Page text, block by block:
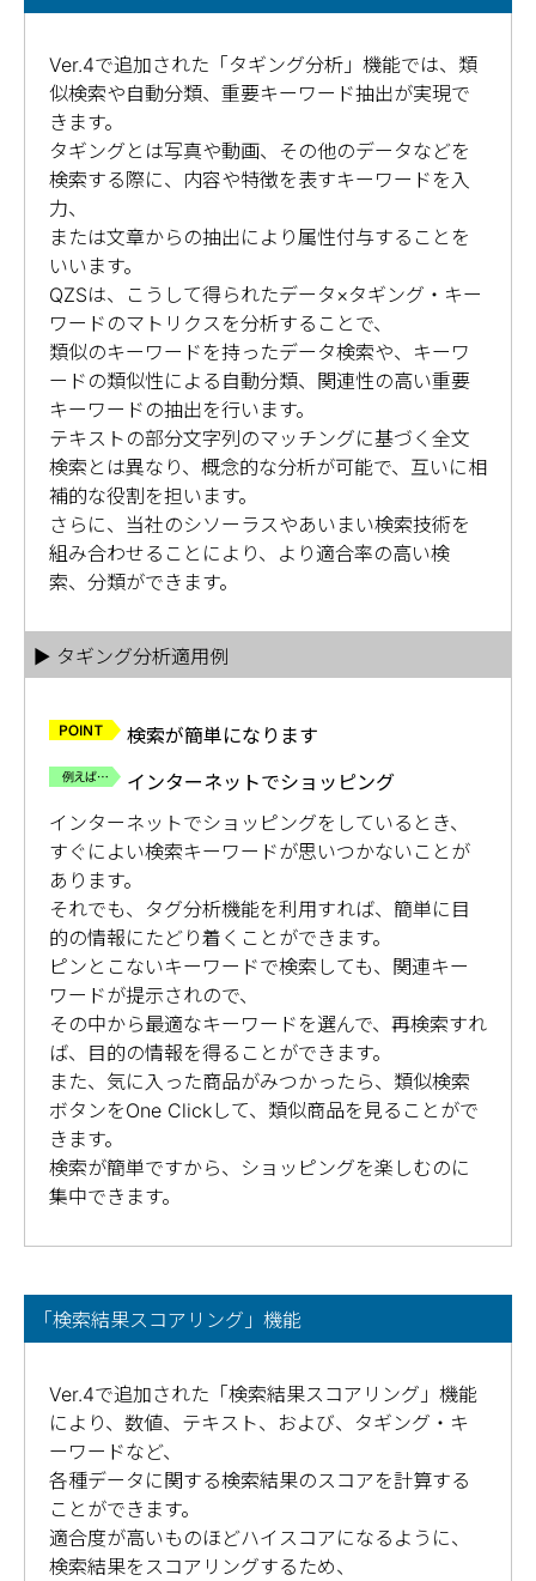
Ver.4で追加された「タギング分析」機能では、類
似検索や自動分類、重要キーワード抽出が実現で
きます。
タギングとは写真や動画、その他のデータなどを
検索する際に、内容や特徴を表すキーワードを入
力、
または文章からの抽出により属性付与することを
いいます。
QZSは、こうして得られたデータ×タギング・キー
ワードのマトリクスを分析することで、
類似のキーワードを持ったデータ検索や、キーワ
ードの類似性による自動分類、関連性の高い重要
キーワードの抽出を行います。
テキストの部分文字列のマッチングに基づく全文
検索とは異なり、概念的な分析が可能で、互いに相
補的な役割を担います。
さらに、当社のシソーラスやあいまい検索技術を
組み合わせることにより、より適合率の高い検
索、分類ができます。
▶ タギング分析適用例
検索が簡単になります
インターネットでショッピング
インターネットでショッピングをしているとき、
すぐによい検索キーワードが思いつかないことが
あります。
それでも、タグ分析機能を利用すれば、簡単に目
的の情報にたどり着くことができます。
ピンとこないキーワードで検索しても、関連キー
ワードが提示されので、
その中から最適なキーワードを選んで、再検索すれ
ば、目的の情報を得ることができます。
また、気に入った商品がみつかったら、類似検索
ボタンをOne Clickして、類似商品を見ることがで
きます。
検索が簡単ですから、ショッピングを楽しむのに
集中できます。
「検索結果スコアリング」機能
Ver.4で追加された「検索結果スコアリング」機能
により、数値、テキスト、および、タギング・キ
ーワードなど、
各種データに関する検索結果のスコアを計算する
ことができます。
適合度が高いものほどハイスコアになるように、
検索結果をスコアリングするため、